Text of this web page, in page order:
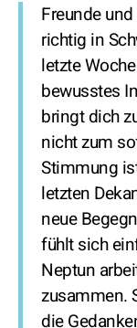
Freunde
richtig in
letzte
bewusstes
bringt dich
nicht zum
Stimmung
letzten
neue
fühlt sich
Neptun
zusammen.
die